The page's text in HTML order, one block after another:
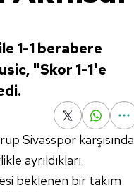
1-1 berabere
"Skor 1-1'e
Sivasspor karşısında
ayrıldıkları
beklenen bir takım